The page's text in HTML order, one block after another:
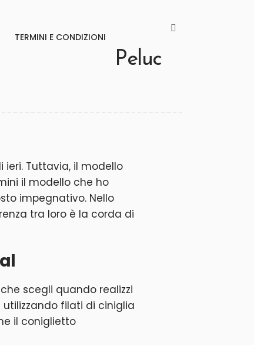
TERMINI E CONDIZIONI
Peluc
Tuttavia, il modello
il modello che ho
impegnativo. Nello
tra loro è la corda di
scegli quando realizzi
filati di ciniglia
il coniglietto